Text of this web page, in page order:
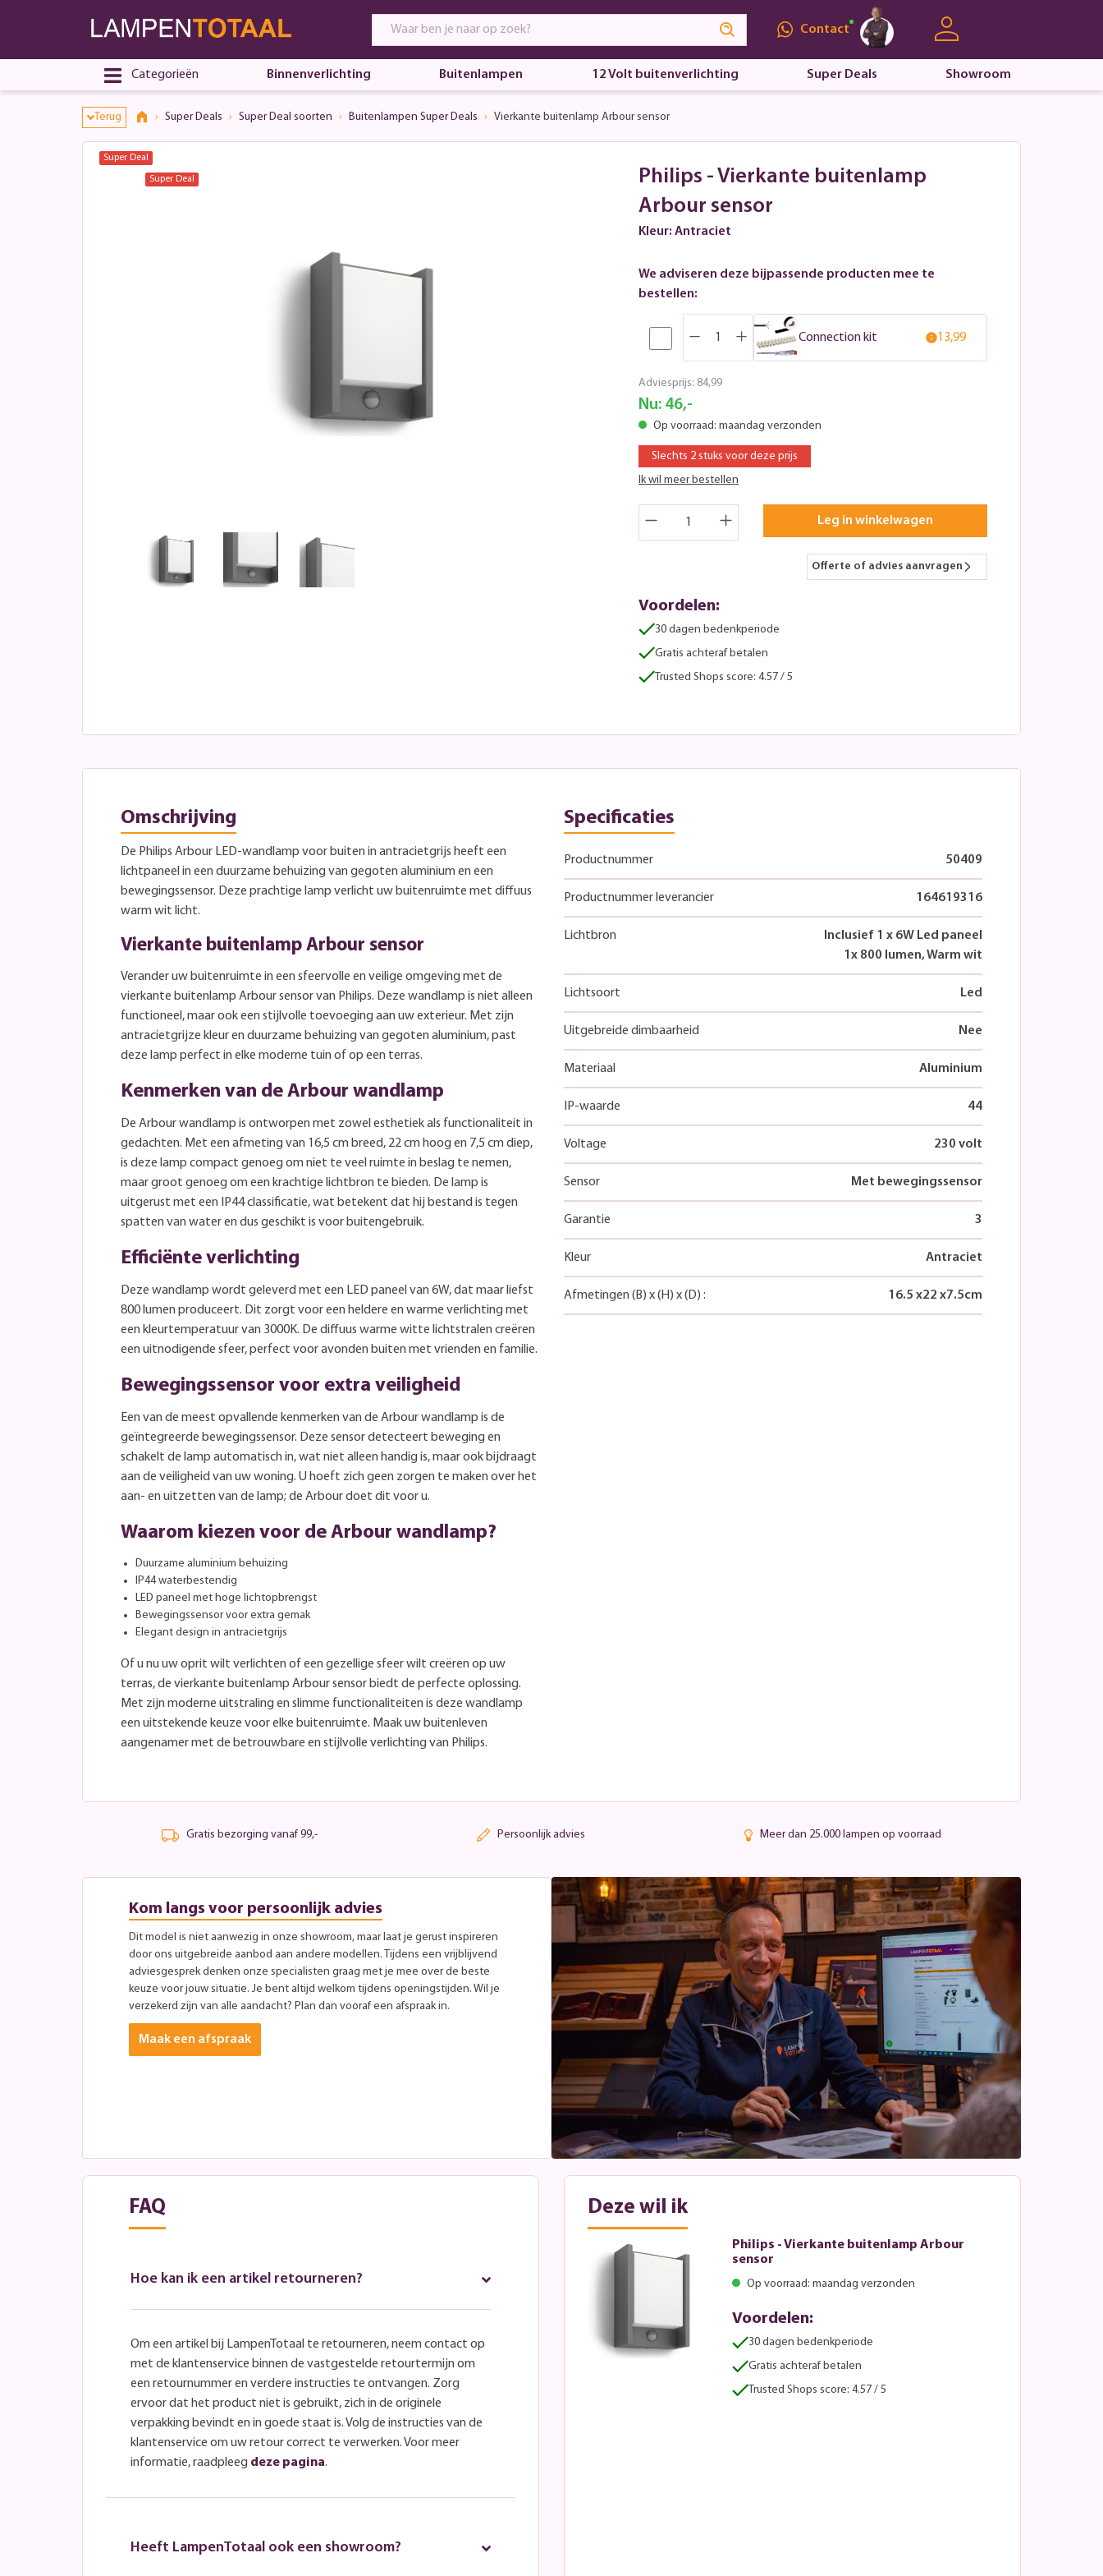
Contact
Categorieën Binnenverlichting Buitenlampen 12 Volt buitenverlichting Super Deals Showroom
Terug Super Deals Super Deal soorten Buitenlampen Super Deals Vierkante buitenlamp Arbour sensor
Super Deal
Super Deal
Philips - Vierkante buitenlamp
Arbour sensor
Kleur: Antraciet
We adviseren deze bijpassende producten mee te
bestellen:
Connection kit 13,99
Adviesprijs: 84,99
Nu: 46,-
Op voorraad: maandag verzonden
Slechts 2 stuks voor deze prijs
Ik wil meer bestellen
Leg in winkelwagen
Offerte of advies aanvragen
Voordelen:
30 dagen bedenkperiode
Gratis achteraf betalen
Trusted Shops score: 4.57 / 5
Omschrijving
De Philips Arbour LED-wandlamp voor buiten in antracietgrijs heeft een
lichtpaneel in een duurzame behuizing van gegoten aluminium en een
bewegingssensor. Deze prachtige lamp verlicht uw buitenruimte met diffuus
warm wit licht.
Vierkante buitenlamp Arbour sensor
Verander uw buitenruimte in een sfeervolle en veilige omgeving met de
vierkante buitenlamp Arbour sensor van Philips. Deze wandlamp is niet alleen
functioneel, maar ook een stijlvolle toevoeging aan uw exterieur. Met zijn
antracietgrijze kleur en duurzame behuizing van gegoten aluminium, past
deze lamp perfect in elke moderne tuin of op een terras.
Kenmerken van de Arbour wandlamp
De Arbour wandlamp is ontworpen met zowel esthetiek als functionaliteit in
gedachten. Met een afmeting van 16,5 cm breed, 22 cm hoog en 7,5 cm diep,
is deze lamp compact genoeg om niet te veel ruimte in beslag te nemen,
maar groot genoeg om een krachtige lichtbron te bieden. De lamp is
uitgerust met een IP44 classificatie, wat betekent dat hij bestand is tegen
spatten van water en dus geschikt is voor buitengebruik.
Efficiënte verlichting
Deze wandlamp wordt geleverd met een LED paneel van 6W, dat maar liefst
800 lumen produceert. Dit zorgt voor een heldere en warme verlichting met
een kleurtemperatuur van 3000K. De diffuus warme witte lichtstralen creëren
een uitnodigende sfeer, perfect voor avonden buiten met vrienden en familie.
Bewegingssensor voor extra veiligheid
Een van de meest opvallende kenmerken van de Arbour wandlamp is de
geïntegreerde bewegingssensor. Deze sensor detecteert beweging en
schakelt de lamp automatisch in, wat niet alleen handig is, maar ook bijdraagt
aan de veiligheid van uw woning. U hoeft zich geen zorgen te maken over het
aan- en uitzetten van de lamp; de Arbour doet dit voor u.
Waarom kiezen voor de Arbour wandlamp?
Duurzame aluminium behuizing
IP44 waterbestendig
LED paneel met hoge lichtopbrengst
Bewegingssensor voor extra gemak
Elegant design in antracietgrijs
Of u nu uw oprit wilt verlichten of een gezellige sfeer wilt creëren op uw
terras, de vierkante buitenlamp Arbour sensor biedt de perfecte oplossing.
Met zijn moderne uitstraling en slimme functionaliteiten is deze wandlamp
een uitstekende keuze voor elke buitenruimte. Maak uw buitenleven
aangenamer met de betrouwbare en stijlvolle verlichting van Philips.
Specificaties
Productnummer 50409
Productnummer leverancier 164619316
Lichtbron
Inclusief 1 x 6W Led paneel
1x 800 lumen, Warm wit
Lichtsoort Led
Uitgebreide dimbaarheid Nee
Materiaal Aluminium
IP-waarde 44
Voltage 230 volt
Sensor Met bewegingssensor
Garantie 3
Kleur Antraciet
Afmetingen (B) x(H) x(D) : 16.5 x22 x7.5cm
Gratis bezorging vanaf 99,- Persoonlijk advies Meer dan 25.000 lampen op voorraad
Kom langs voor persoonlijk advies
Dit model is niet aanwezig in onze showroom, maar laat je gerust inspireren
door ons uitgebreide aanbod aan andere modellen. Tijdens een vrijblijvend
adviesgesprek denken onze specialisten graag met je mee over de beste
keuze voor jouw situatie. Je bent altijd welkom tijdens openingstijden. Wil je
verzekerd zijn van alle aandacht? Plan dan vooraf een afspraak in.
Maak een afspraak
FAQ
Hoe kan ik een artikel retourneren?
Om een artikel bij LampenTotaal te retourneren, neem contact op
met de klantenservice binnen de vastgestelde retourtermijn om
een retournummer en verdere instructies te ontvangen. Zorg
ervoor dat het product niet is gebruikt, zich in de originele
verpakking bevindt en in goede staat is. Volg de instructies van de
klantenservice om uw retour correct te verwerken. Voor meer
informatie, raadpleeg deze pagina.
Heeft LampenTotaal ook een showroom?
Deze wil ik
Philips - Vierkante buitenlamp Arbour
sensor
Op voorraad: maandag verzonden
Voordelen:
30 dagen bedenkperiode
Gratis achteraf betalen
Trusted Shops score: 4.57 / 5